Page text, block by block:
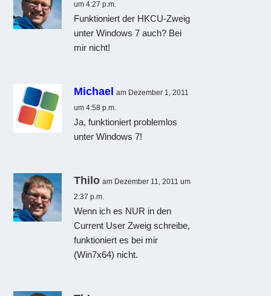
um 4:27 p.m.
Funktioniert der HKCU-Zweig
unter Windows 7 auch? Bei
mir nicht!
Michael am Dezember 1, 2011
um 4:58 p.m.
Ja, funktioniert problemlos
unter Windows 7!
Thilo am Dezember 11, 2011 um
2:37 p.m.
Wenn ich es NUR in den
Current User Zweig schreibe,
funktioniert es bei mir
(Win7x64) nicht.